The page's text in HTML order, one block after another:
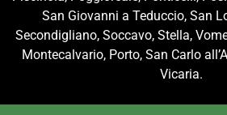
San Giovanni a Teduccio, San
Secondigliano, Soccavo, Stella,
Montecalvario, Porto, San Carlo
Vicaria.